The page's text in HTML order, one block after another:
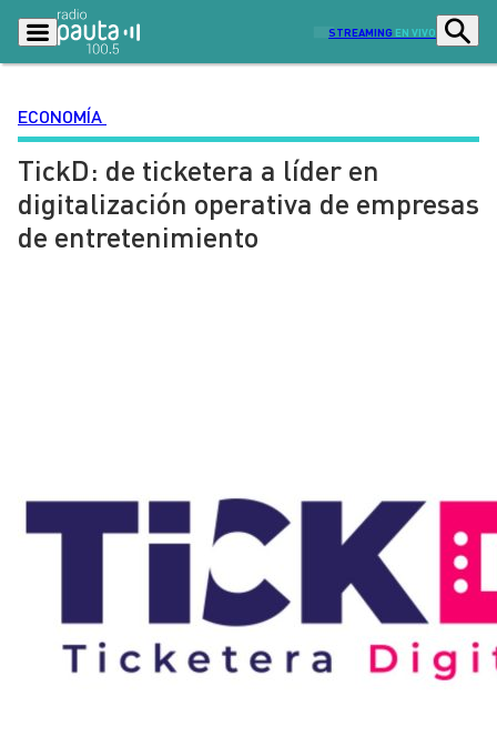
STREAMING EN VIVO
Podcasts
Lo Último Actualidad
Ciudad
ECONOMÍA
TickD: de ticketera a líder en
digitalización operativa de empresas
de entretenimiento